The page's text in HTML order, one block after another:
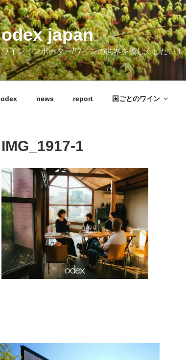
odex japan
ワインインポーター/ワインの世界を優しくしたい！
odex news report 国ごとのワイン
IMG_1917-1